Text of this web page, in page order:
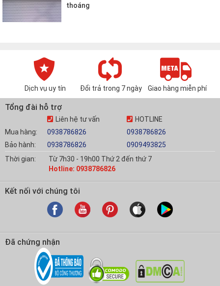
thoáng
Dịch vụ uy tín Đổi trả trong 7 ngày Giao hàng miễn phí
Tổng đài hỗ trợ
Mua hàng:
Bảo hành:
Liên hệ tư vấn
0938786826
0938786826
HOTLINE
0938786826
0909493825
Thời gian:
Từ 7h30 - 19h00 Thứ 2 đến thứ 7
Hotline: 0938786826
Kết nối với chúng tôi
Đã chứng nhận